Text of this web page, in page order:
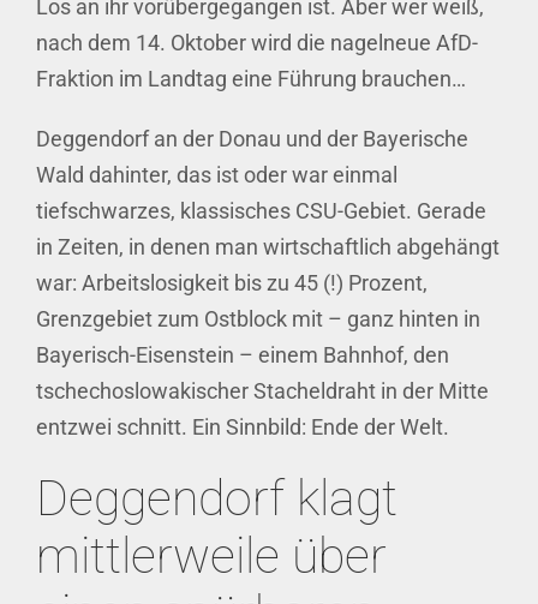
Los an ihr vorübergegangen ist. Aber wer weiß,
nach dem 14. Oktober wird die nagelneue AfD-
Fraktion im Landtag eine Führung brauchen…
Deggendorf an der Donau und der Bayerische
Wald dahinter, das ist oder war einmal
tiefschwarzes, klassisches CSU-Gebiet. Gerade
in Zeiten, in denen man wirtschaftlich abgehängt
war: Arbeitslosigkeit bis zu 45 (!) Prozent,
Grenzgebiet zum Ostblock mit – ganz hinten in
Bayerisch-Eisenstein – einem Bahnhof, den
tschechoslowakischer Stacheldraht in der Mitte
entzwei schnitt. Ein Sinnbild: Ende der Welt.
Deggendorf klagt
mittlerweile über